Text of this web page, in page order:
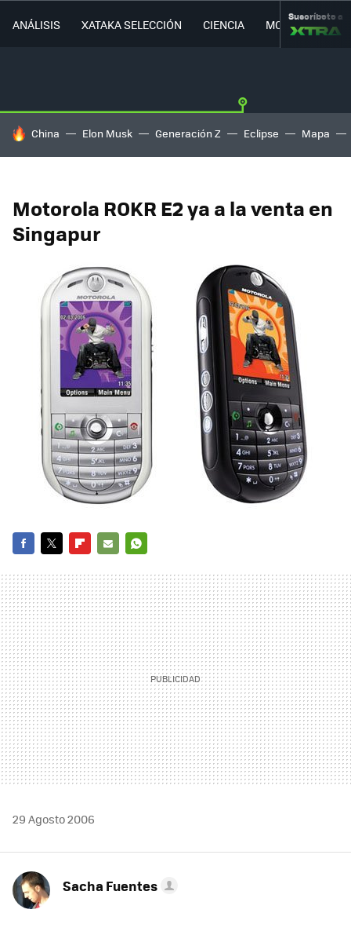
ANÁLISIS XATAKA SELECCIÓN CIENCIA MOVILIDAD
Suscríbete a
HOY SE HABLA DE
China Elon Musk Generación Z Eclipse Mapa
Motorola ROKR E2 ya a la venta en
Singapur
MAIL
29 Agosto 2006
Sacha Fuentes